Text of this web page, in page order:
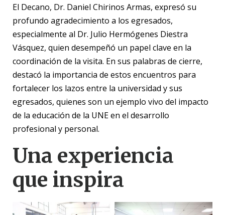
El Decano, Dr. Daniel Chirinos Armas, expresó su
profundo agradecimiento a los egresados,
especialmente al Dr. Julio Hermógenes Diestra
Vásquez, quien desempeñó un papel clave en la
coordinación de la visita. En sus palabras de cierre,
destacó la importancia de estos encuentros para
fortalecer los lazos entre la universidad y sus
egresados, quienes son un ejemplo vivo del impacto
de la educación de la UNE en el desarrollo
profesional y personal.
Una experiencia
que inspira